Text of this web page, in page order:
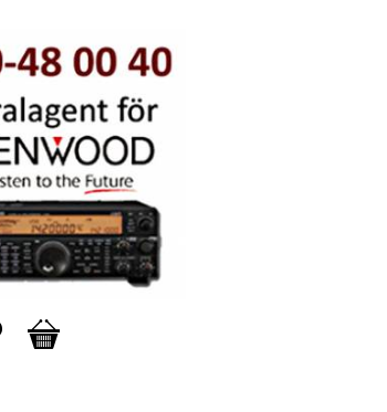
Favoriter
Kundvagn